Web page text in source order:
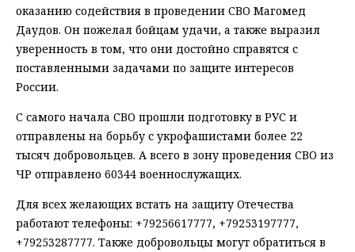
оказанию содействия в проведении СВО Магомед
Даудов. Он пожелал бойцам удачи, а также выразил
уверенность в том, что они достойно справятся с
поставленными задачами по защите интересов
России.
С самого начала СВО прошли подготовку в РУС и
отправлены на борьбу с укрофашистами более 22
тысяч добровольцев. А всего в зону проведения СВО из
ЧР отправлено 60344 военнослужащих.
Для всех желающих встать на защиту Отечества
работают телефоны: +79256617777, +79253197777,
+79253287777. Также добровольцы могут обратиться в